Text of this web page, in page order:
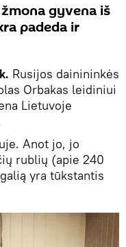
gyvena iš
padeda ir
Rusijos dainininkės
Orbakas leidiniui
Lietuvoje
Anot jo, jo
rublių (apie 240
yra tūkstantis